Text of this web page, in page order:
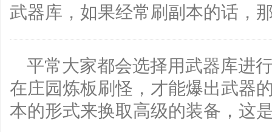
武器库，如果经常刷副本的话，
平常大家都会选择用武器库进
在庄园炼板刷怪，才能爆出武器
本的形式来换取高级的装备，这